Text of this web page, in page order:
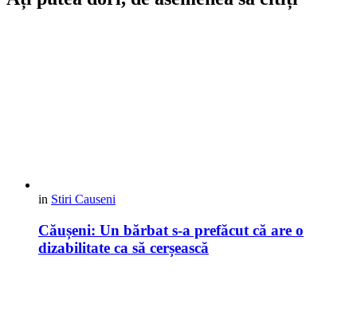
in Stiri Causeni
Căușeni: Un bărbat s-a prefăcut că are o
dizabilitate ca să cerșească